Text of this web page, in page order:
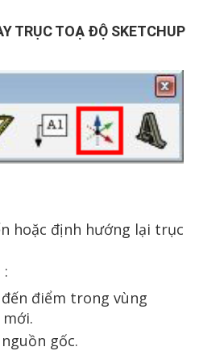
TRỤC TOẠ ĐỘ SKETCHUP
hoặc định hướng lại trục
điểm trong vùng
gốc.